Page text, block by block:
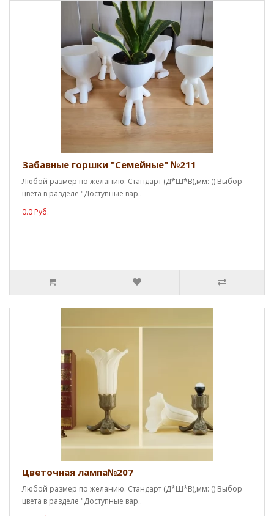
Забавные горшки "Семейные" №211
Любой размер по желанию. Стандарт (Д*Ш*В),мм: () Выбор
цвета в разделе "Доступные вар..
0.0 Руб.
Цветочная лампа№207
Любой размер по желанию. Стандарт (Д*Ш*В),мм: () Выбор
цвета в разделе "Доступные вар..